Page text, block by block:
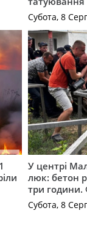
Субота, 8
У центрі
люк: бетон
три
Субота, 8